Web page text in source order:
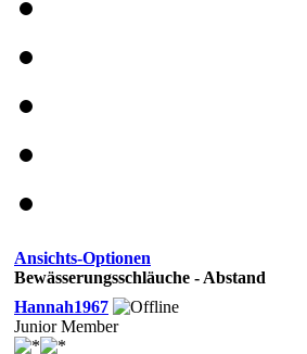
Ansichts-Optionen
Bewässerungsschläuche - Abstand
Hannah1967
Junior Member